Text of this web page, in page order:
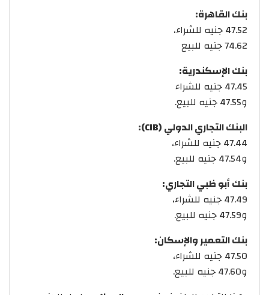
بنك القاهرة:
47.52 جنيه للشراء،
74.62 جنيه للبيع
بنك الإسكندرية:
47.45 جنيه للشراء
و47.55 جنيه للبيع.
البنك التجاري الدولي (CIB):
47.44 جنيه للشراء،
و47.54 جنيه للبيع.
بنك أبو ظبي التجاري:
47.49 جنيه للشراء،
و47.59 جنيه للبيع.
بنك التعمير والإسكان:
47.50 جنيه للشراء،
و47.60 جنيه للبيع.